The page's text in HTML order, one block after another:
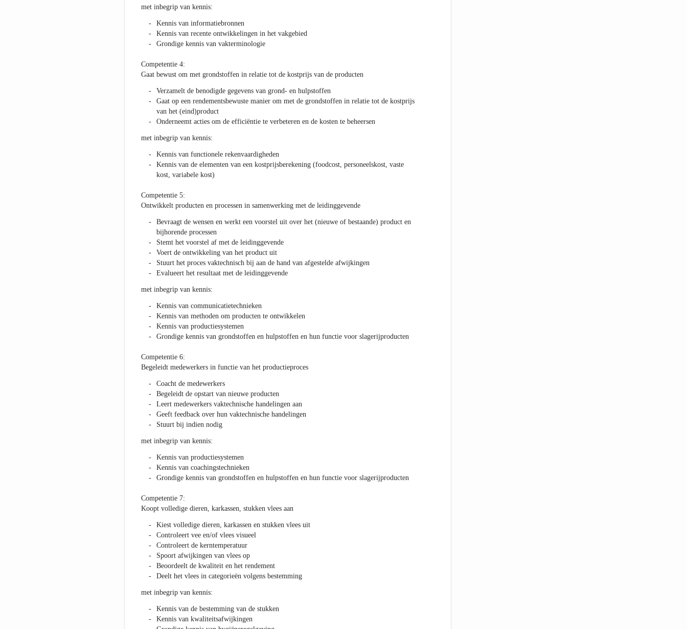
met inbegrip van kennis:
Kennis van informatiebronnen
Kennis van recente ontwikkelingen in het vakgebied
Grondige kennis van vakterminologie
Competentie 4:
Gaat bewust om met grondstoffen in relatie tot de kostprijs van de producten
Verzamelt de benodigde gegevens van grond- en hulpstoffen
Gaat op een rendementsbewuste manier om met de grondstoffen in relatie tot de kostprijs
van het (eind)product
Onderneemt acties om de efficiëntie te verbeteren en de kosten te beheersen
met inbegrip van kennis:
Kennis van functionele rekenvaardigheden
Kennis van de elementen van een kostprijsberekening (foodcost, personeelskost, vaste
kost, variabele kost)
Competentie 5:
Ontwikkelt producten en processen in samenwerking met de leidinggevende
Bevraagt de wensen en werkt een voorstel uit over het (nieuwe of bestaande) product en
bijhorende processen
Stemt het voorstel af met de leidinggevende
Voert de ontwikkeling van het product uit
Stuurt het proces vaktechnisch bij aan de hand van afgestelde afwijkingen
Evalueert het resultaat met de leidinggevende
met inbegrip van kennis:
Kennis van communicatietechnieken
Kennis van methoden om producten te ontwikkelen
Kennis van productiesystemen
Grondige kennis van grondstoffen en hulpstoffen en hun functie voor slagerijproducten
Competentie 6:
Begeleidt medewerkers in functie van het productieproces
Coacht de medewerkers
Begeleidt de opstart van nieuwe producten
Leert medewerkers vaktechnische handelingen aan
Geeft feedback over hun vaktechnische handelingen
Stuurt bij indien nodig
met inbegrip van kennis:
Kennis van productiesystemen
Kennis van coachingstechnieken
Grondige kennis van grondstoffen en hulpstoffen en hun functie voor slagerijproducten
Competentie 7:
Koopt volledige dieren, karkassen, stukken vlees aan
Kiest volledige dieren, karkassen en stukken vlees uit
Controleert vee en/of vlees visueel
Controleert de kerntemperatuur
Spoort afwijkingen van vlees op
Beoordeelt de kwaliteit en het rendement
Deelt het vlees in categorieën volgens bestemming
met inbegrip van kennis:
Kennis van de bestemming van de stukken
Kennis van kwaliteitsafwijkingen